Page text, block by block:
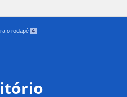
o rodapé 4